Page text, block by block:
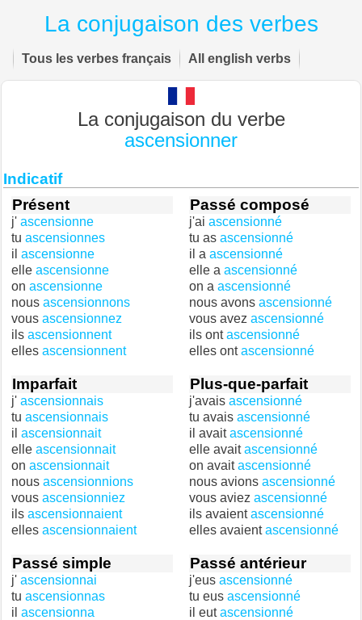
La conjugaison des verbes
Tous les verbes français All english verbs
La conjugaison du verbe
ascensionner
Indicatif
Présent
j' ascensionne
tu ascensionnes
il ascensionne
elle ascensionne
on ascensionne
nous ascensionnons
vous ascensionnez
ils ascensionnent
elles ascensionnent
Passé composé
j'ai ascensionné
tu as ascensionné
il a ascensionné
elle a ascensionné
on a ascensionné
nous avons ascensionné
vous avez ascensionné
ils ontascensionné
elles ontascensionné
Imparfait
j' ascensionnais
tu ascensionnais
il ascensionnait
elle ascensionnait
on ascensionnait
nous ascensionnions
vous ascensionniez
ils ascensionnaient
elles ascensionnaient
Plus-que-parfait
j'avais ascensionné
tu avais ascensionné
il avaitascensionné
elle avaitascensionné
on avaitascensionné
nous avions ascensionné
vous aviez ascensionné
ils avaientascensionné
elles avaientascensionné
Passé simple
j' ascensionnai
tu ascensionnas
il ascensionna
Passé antérieur
j'eus ascensionné
tu eus ascensionné
il eutascensionné